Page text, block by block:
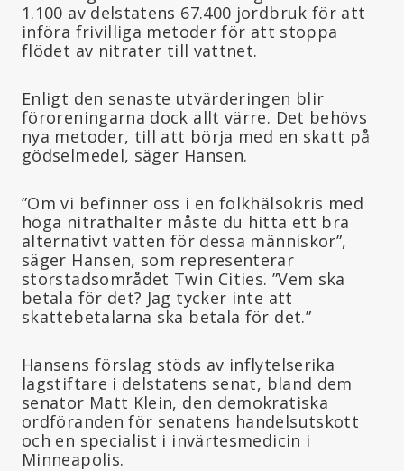
1.100 av delstatens 67.400 jordbruk för att
införa frivilliga metoder för att stoppa
flödet av nitrater till vattnet.
Enligt den senaste utvärderingen blir
föroreningarna dock allt värre. Det behövs
nya metoder, till att börja med en skatt på
gödselmedel, säger Hansen.
”Om vi befinner oss i en folkhälsokris med
höga nitrathalter måste du hitta ett bra
alternativt vatten för dessa människor”,
säger Hansen, som representerar
storstadsområdet Twin Cities. ”Vem ska
betala för det? Jag tycker inte att
skattebetalarna ska betala för det.”
Hansens förslag stöds av inflytelserika
lagstiftare i delstatens senat, bland dem
senator Matt Klein, den demokratiska
ordföranden för senatens handelsutskott
och en specialist i invärtesmedicin i
Minneapolis.